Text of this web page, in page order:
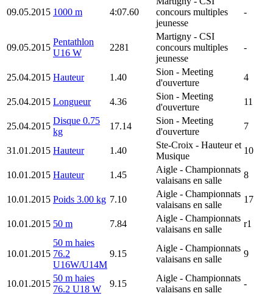
09.05.2015 1000 m 4:07.60
concours multiples
jeunesse
-
09.05.2015
Pentathlon
U16 W
2281
Martigny - CSI
concours multiples
jeunesse
-
25.04.2015 Hauteur 1.40
Sion - Meeting
d'ouverture
4
25.04.2015 Longueur 4.36
Sion - Meeting
d'ouverture
11
25.04.2015
Disque 0.75
kg
17.14
Sion - Meeting
d'ouverture
7
31.01.2015 Hauteur 1.40
Ste-Croix - Hauteur et
Musique
10
10.01.2015 Hauteur 1.45
Aigle - Championnats
valaisans en salle
8
10.01.2015 Poids 3.00 kg 7.10
Aigle - Championnats
valaisans en salle
17
10.01.2015 50 m 7.84
Aigle - Championnats
valaisans en salle
r1
10.01.2015
50 m haies
76.2
U16W/U14M
9.15
Aigle - Championnats
valaisans en salle
9
10.01.2015
50 m haies
76.2 U18 W
9.15
Aigle - Championnats
valaisans en salle
-